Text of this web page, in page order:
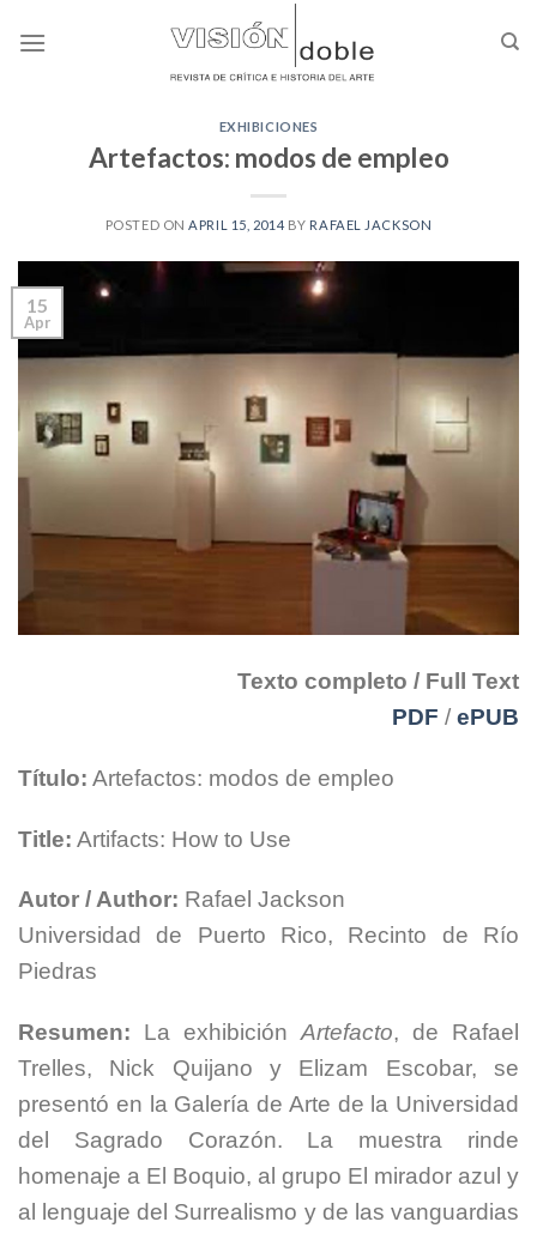
EXHIBICIONES
Artefactos: modos de empleo
POSTED ON APRIL 15, 2014 BY RAFAEL JACKSON
15
Apr
Texto completo / Full Text
PDF / ePUB
Título: Artefactos: modos de empleo
Title: Artifacts: How to Use
Autor / Author: Rafael Jackson
Universidad de Puerto Rico, Recinto de Río
Piedras
Resumen: La exhibiciónArtefacto, de Rafael
Trelles, Nick Quijano y Elizam Escobar, se
presentó en la Galería de Arte de la Universidad
del Sagrado Corazón. La muestra rinde
homenaje a El Boquio, al grupo El mirador azul y
al lenguaje del Surrealismo y de las vanguardias